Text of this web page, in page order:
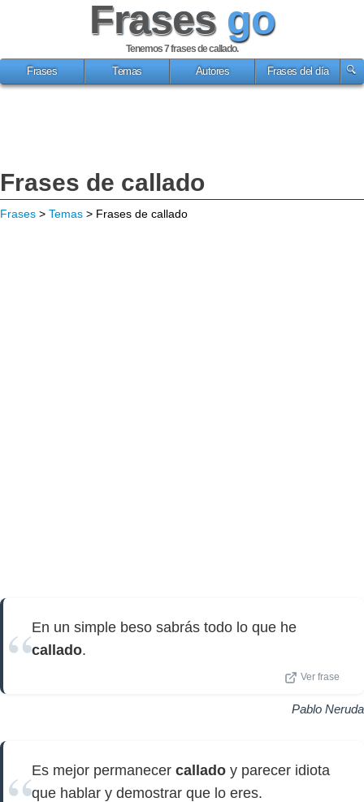
Frases go
Tenemos 7frases de callado.
Frases
Temas Autores Frases del día
Frases de callado
Frases > Temas > Frases de callado
En un simple beso sabrás todo lo que he
callado.
Ver frase
Pablo Neruda
Es mejor permanecer callado y parecer idiota
que hablar y demostrar que lo eres.